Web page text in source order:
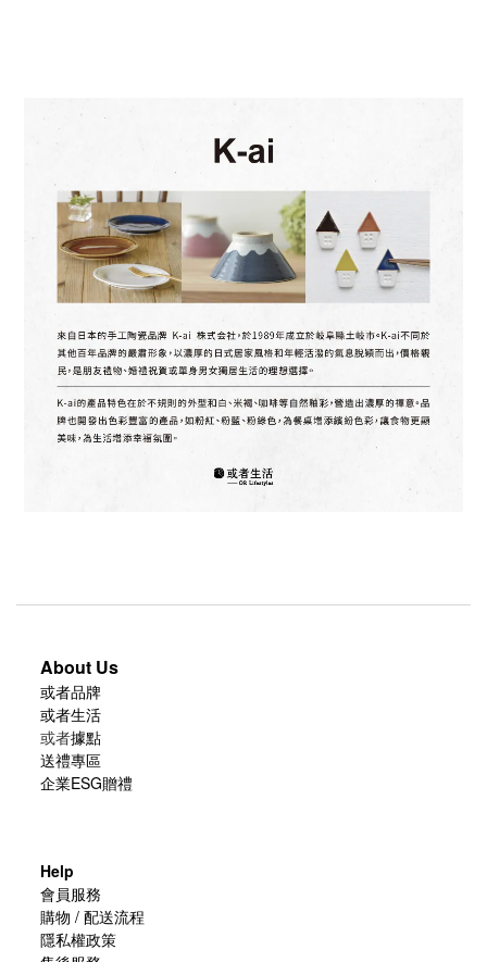
About Us
或者品牌
或者生活
或者據點
送禮專區
企業ESG贈禮
Help
會員服務
購物 / 配送流程
隱私權政策